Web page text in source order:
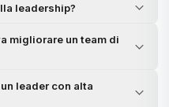
leadership?
migliorare un team di
leader con alta